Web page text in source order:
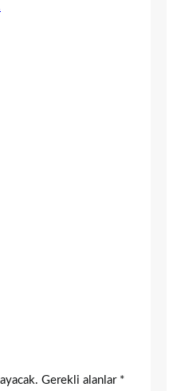
Gerekli alanlar *